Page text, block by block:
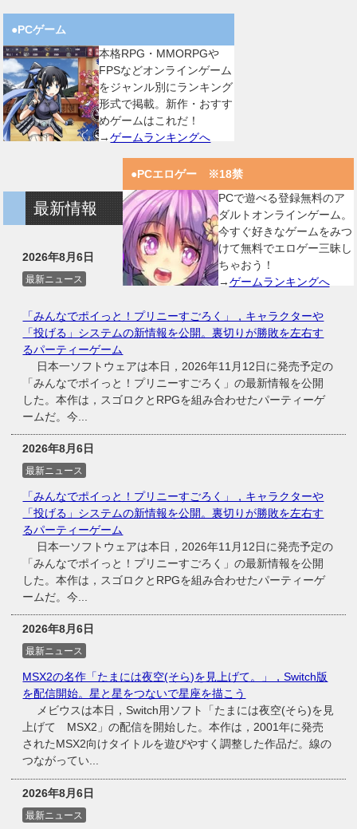
●PCゲーム
本格RPG・MMORPGや
FPSなどオンラインゲーム
をジャンル別にランキング
形式で掲載。新作・おすす
めゲームはこれだ！
→ゲームランキングへ
●PCエロゲー ※18禁
PCで遊べる登録無料のア
ダルトオンラインゲーム。
今すぐ好きなゲームをみつ
けて無料でエロゲー三昧し
ちゃおう！
→ゲームランキングへ
最新情報
2026年8月6日
最新ニュース
「みんなでポイっと！プリニーすごろく」，キャラクターや
「投げる」システムの新情報を公開。裏切りが勝敗を左右す
るパーティーゲーム
日本一ソフトウェアは本日，2026年11月12日に発売予定の
「みんなでポイっと！プリニーすごろく」の最新情報を公開
した。本作は，スゴロクとRPGを組み合わせたパーティーゲ
ームだ。今...
2026年8月6日
最新ニュース
「みんなでポイっと！プリニーすごろく」，キャラクターや
「投げる」システムの新情報を公開。裏切りが勝敗を左右す
るパーティーゲーム
日本一ソフトウェアは本日，2026年11月12日に発売予定の
「みんなでポイっと！プリニーすごろく」の最新情報を公開
した。本作は，スゴロクとRPGを組み合わせたパーティーゲ
ームだ。今...
2026年8月6日
最新ニュース
MSX2の名作「たまには夜空(そら)を見上げて。」，Switch版
を配信開始。星と星をつないで星座を描こう
メビウスは本日，Switch用ソフト「たまには夜空(そら)を見
上げて MSX2」の配信を開始した。本作は，2001年に発売
されたMSX2向けタイトルを遊びやすく調整した作品だ。線の
つながってい...
2026年8月6日
最新ニュース